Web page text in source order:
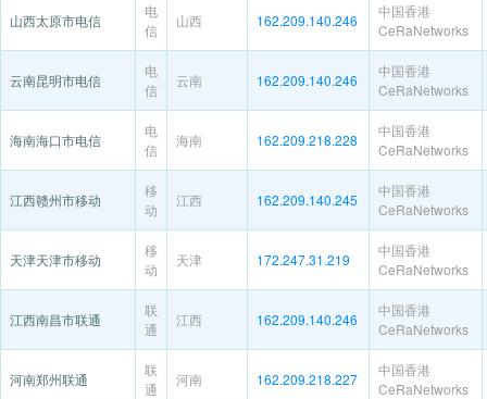
山西太原市电信
电
信
山西 162.209.140.246
中国香港
CeRaNetworks
云南昆明市电信
电
信
云南 162.209.140.246
中国香港
CeRaNetworks
海南海口市电信
电
信
海南 162.209.218.228
中国香港
CeRaNetworks
江西赣州市移动
移
动
江西 162.209.140.245
中国香港
CeRaNetworks
天津天津市移动
移
动
天津 172.247.31.219
中国香港
CeRaNetworks
江西南昌市联通
联
通
江西 162.209.140.246
中国香港
CeRaNetworks
河南郑州联通
联
通
河南 162.209.218.227
中国香港
CeRaNetworks